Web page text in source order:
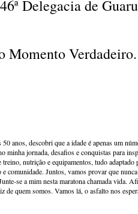
Delegacia de
Momento Verdadeiro.
anos, descobri que a idade é apenas um
minha jornada, desafios e conquistas para
nutrição e equipamentos, tudo adaptado
comunidade. Juntos, vamos provar que
se a mim nesta maratona chamada vida.
de quem somos. Vamos lá, o asfalto nos